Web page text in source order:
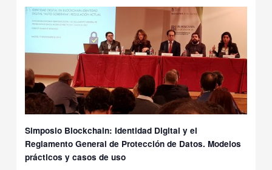
Simposio Blockchain: Identidad Digital y el
Reglamento General de Protección de Datos. Modelos
prácticos y casos de uso